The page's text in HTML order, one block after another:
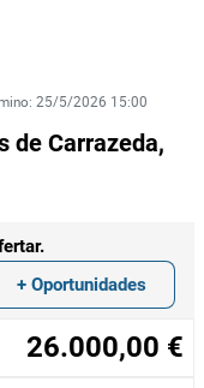
: 25/5/2026 15:00
de Carrazeda,
+ Oportunidades
26.000,00 €